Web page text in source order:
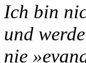
Ich bin
und
nie